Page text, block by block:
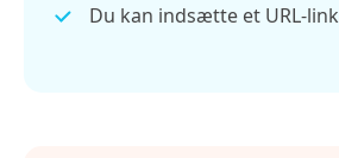
Du kan indsætte et URL-link